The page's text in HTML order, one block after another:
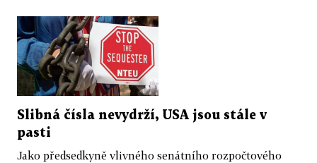
Slibná čísla nevydrží, USA jsou stále v
pasti
Jako předsedkyně vlivného senátního rozpočtového